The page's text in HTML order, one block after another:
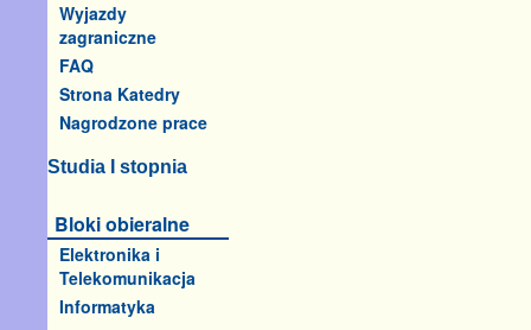
Wyjazdy
zagraniczne
FAQ
Strona Katedry
Nagrodzone prace
Studia I stopnia
Bloki obieralne
Elektronika i
Telekomunikacja
Informatyka